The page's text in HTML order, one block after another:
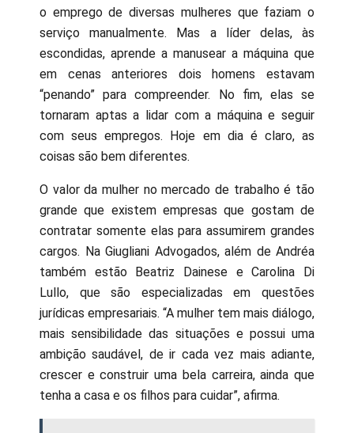
o emprego de diversas mulheres que faziam o
serviço manualmente. Mas a líder delas, às
escondidas, aprende a manusear a máquina que
em cenas anteriores dois homens estavam
“penando” para compreender. No fim, elas se
tornaram aptas a lidar com a máquina e seguir
com seus empregos. Hoje em dia é claro, as
coisas são bem diferentes.
O valor da mulher no mercado de trabalho é tão
grande que existem empresas que gostam de
contratar somente elas para assumirem grandes
cargos. Na Giugliani Advogados, além de Andréa
também estão Beatriz Dainese e Carolina Di
Lullo, que são especializadas em questões
jurídicas empresariais. “A mulher tem mais diálogo,
mais sensibilidade das situações e possui uma
ambição saudável, de ir cada vez mais adiante,
crescer e construir uma bela carreira, ainda que
tenha a casa e os filhos para cuidar”, afirma.